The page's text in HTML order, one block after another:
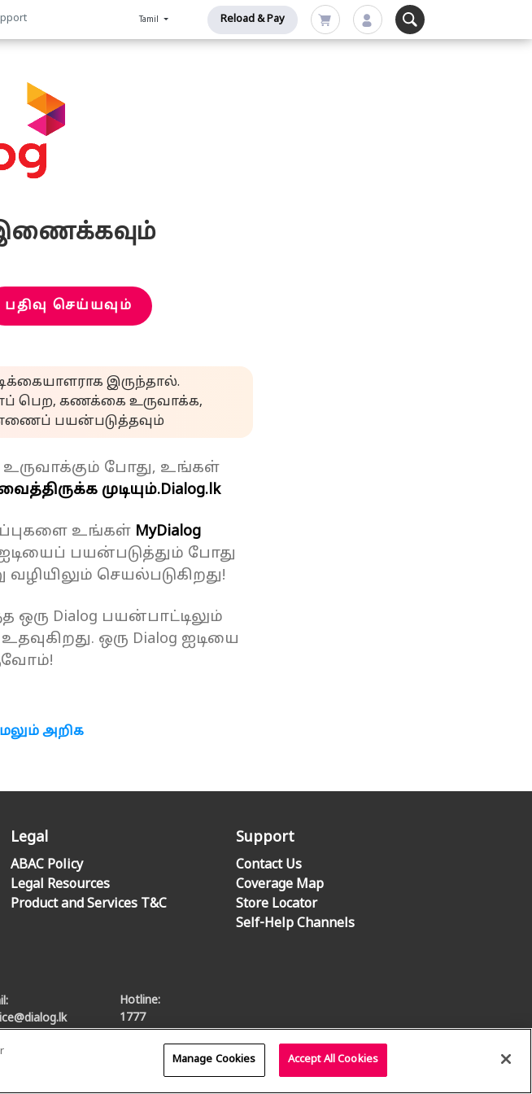
Tamil Reload & Pay
இணைக்கவும்
பதிவு செய்யவும்
இருந்தால்.
பெற, கணக்கை உருவாக்க,
பயன்படுத்தவும்
போது, உங்கள்
முடியும்.Dialog.lk
உங்கள் MyDialog
பயன்படுத்தும் போது
வழியிலும் செயல்படுகிறது!
ஒரு Dialog பயன்பாட்டிலும்
ஒரு Dialog ஐடியை
அறிக
Legal
ABAC Policy
Legal Resources
Product and Services T&C
Support
Contact Us
Coverage Map
Store Locator
Self-Help Channels
Hotline:
1777
Reserved
Manage Cookies Accept All Cookies